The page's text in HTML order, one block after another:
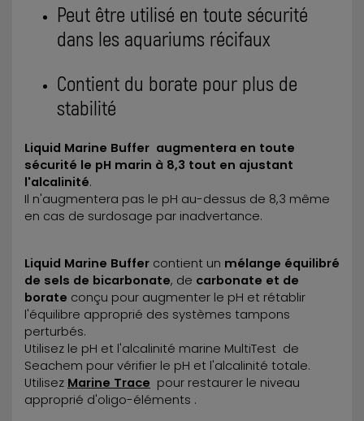
Peut être utilisé en toute sécurité
dans les aquariums récifaux
Contient du borate pour plus de
stabilité
Liquid Marine Buffer augmentera en toute
sécurité le pH marin à 8,3 tout en ajustant
l'alcalinité.
Il n'augmentera pas le pH au-dessus de 8,3 même
en cas de surdosage par inadvertance.
Liquid Marine Buffer contient un mélange équilibré
de sels de bicarbonate, de carbonate et de
borate conçu pour augmenter le pH et rétablir
l'équilibre approprié des systèmes tampons
perturbés.
Utilisez le pH et l'alcalinité marine MultiTest de
Seachem pour vérifier le pH et l'alcalinité totale.
Utilisez Marine Trace pour restaurer le niveau
approprié d'oligo-éléments .